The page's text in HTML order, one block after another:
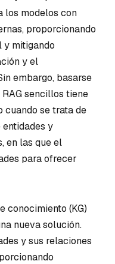
los modelos con
proporcionando
y mitigando
y el
embargo, basarse
sencillos tiene
cuando se trata de
y
en las que el
para ofrecer
conocimiento (KG)
nueva solución.
y sus relaciones